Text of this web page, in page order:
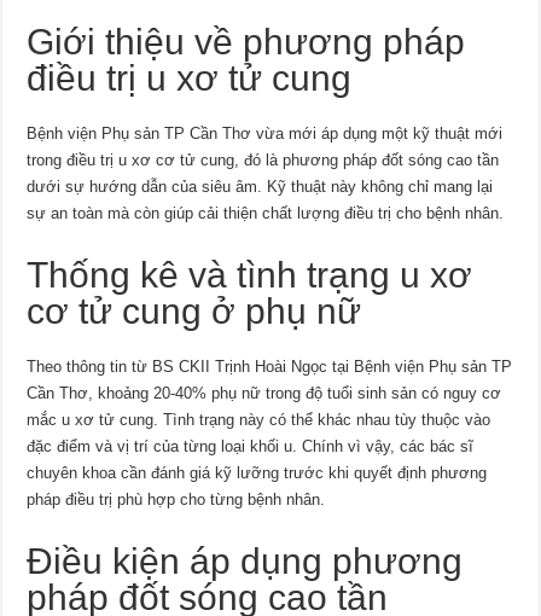
Giới thiệu về phương pháp
điều trị u xơ tử cung
Bệnh viện Phụ sản TP Cần Thơ vừa mới áp dụng một kỹ thuật mới
trong điều trị u xơ cơ tử cung, đó là phương pháp đốt sóng cao tần
dưới sự hướng dẫn của siêu âm. Kỹ thuật này không chỉ mang lại
sự an toàn mà còn giúp cải thiện chất lượng điều trị cho bệnh nhân.
Thống kê và tình trạng u xơ
cơ tử cung ở phụ nữ
Theo thông tin từ BS CKII Trịnh Hoài Ngọc tại Bệnh viện Phụ sản TP
Cần Thơ, khoảng 20-40% phụ nữ trong độ tuổi sinh sản có nguy cơ
mắc u xơ tử cung. Tình trạng này có thể khác nhau tùy thuộc vào
đặc điểm và vị trí của từng loại khối u. Chính vì vậy, các bác sĩ
chuyên khoa cần đánh giá kỹ lưỡng trước khi quyết định phương
pháp điều trị phù hợp cho từng bệnh nhân.
Điều kiện áp dụng phương
pháp đốt sóng cao tần